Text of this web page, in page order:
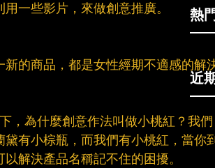
一些影片，來做創意推廣。​
的商品，都是女性經期不適感的解
，為什麼創意作法叫做小桃紅？我們
有小棕瓶，而我們有小桃紅，當你
解決產品名稱記不住的困擾。​
熱
近